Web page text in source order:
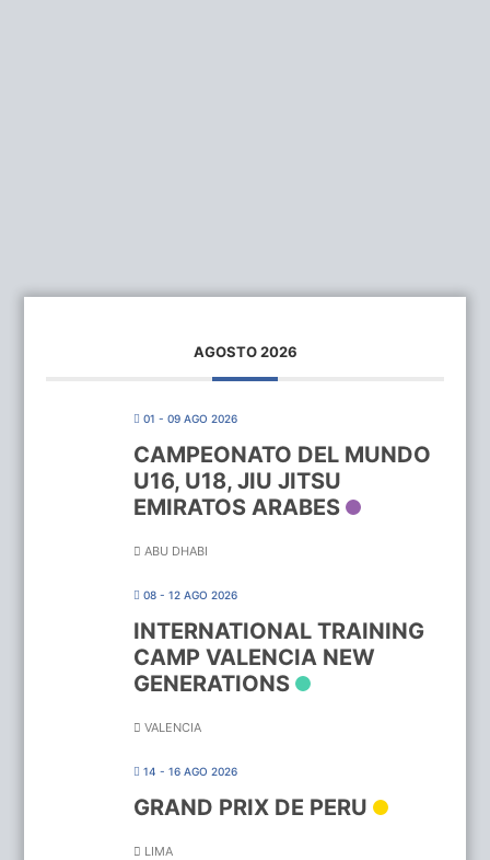
AGOSTO 2026
01 - 09 AGO 2026
CAMPEONATO DEL MUNDO
U16, U18, JIU JITSU
EMIRATOS ARABES
ABU DHABI
08 - 12 AGO 2026
INTERNATIONAL TRAINING
CAMP VALENCIA NEW
GENERATIONS
VALENCIA
14 - 16 AGO 2026
GRAND PRIX DE PERU
LIMA